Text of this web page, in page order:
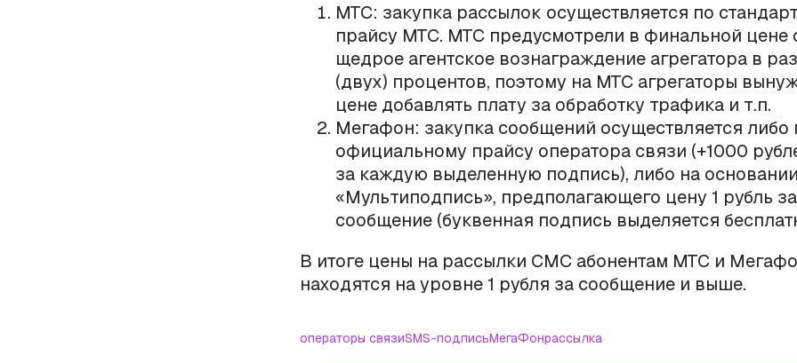
МТС: закупка рассылок осуществляется по
прайсу МТС. МТС предусмотрели в финальной цене
щедрое агентское вознаграждение агрегатора в
(двух) процентов, поэтому на МТС агрегаторы
цене добавлять плату за обработку трафика и т.п.
Мегафон: закупка сообщений осуществляется либо
официальному прайсу оператора связи (+1000
за каждую выделенную подпись), либо на
«Мультиподпись», предполагающего цену 1 рубль за
сообщение (буквенная подпись выделяется
В итоге цены на рассылки СМС абонентам МТС и
находятся на уровне 1 рубля за сообщение и выше.
операторы связиSMS-подписьМегаФонрассылка